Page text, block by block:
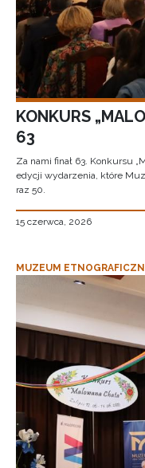
KONKURS
63
Za nami finał 63. Konkursu
edycji wydarzenia, które
raz 50.
15 czerwca, 2026
MUZEUM